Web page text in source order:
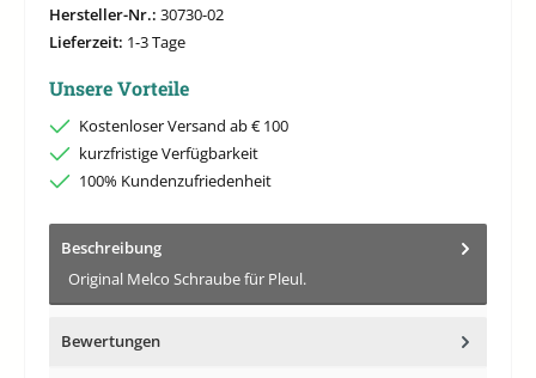
Hersteller-Nr.: 30730-02
Lieferzeit: 1-3 Tage
Unsere Vorteile
Kostenloser Versand ab € 100
kurzfristige Verfügbarkeit
100% Kundenzufriedenheit
Beschreibung
Original Melco Schraube für Pleul.
Bewertungen